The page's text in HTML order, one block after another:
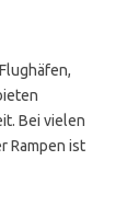
Bei vielen
Rampen ist